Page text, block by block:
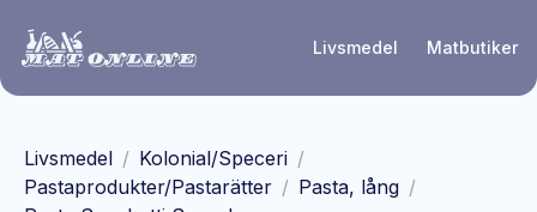
Livsmedel Matbutiker
Livsmedel / Kolonial/Speceri /
Pastaprodukter/Pastarätter / Pasta, lång /